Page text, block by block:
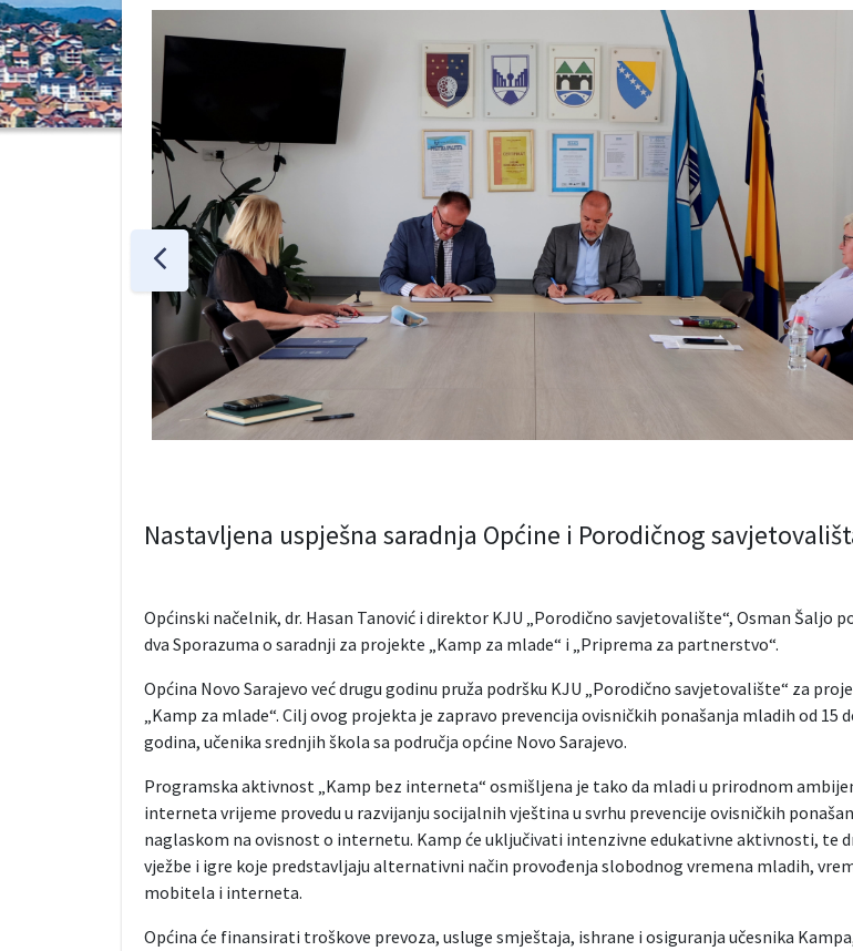
Nastavljena uspješna saradnja Općine i Porodičnog
Općinski načelnik, dr. Hasan Tanović i direktor KJU „Porodično savjetovalište“, Osman Šaljo
dva Sporazuma o saradnji za projekte „Kamp za mlade“ i „Priprema za partnerstvo“.
Općina Novo Sarajevo već drugu godinu pruža podršku KJU „Porodično savjetovalište“ za
„Kamp za mlade“. Cilj ovog projekta je zapravo prevencija ovisničkih ponašanja mladih od 15
godina, učenika srednjih škola sa područja općine Novo Sarajevo.
Programska aktivnost „Kamp bez interneta“ osmišljena je tako da mladi u prirodnom
interneta vrijeme provedu u razvijanju socijalnih vještina u svrhu prevencije ovisničkih
naglaskom na ovisnost o internetu. Kamp će uključivati intenzivne edukativne aktivnosti, te
vježbe i igre koje predstavljaju alternativni način provođenja slobodnog vremena mladih,
mobitela i interneta.
Općina će finansirati troškove prevoza, usluge smještaja, ishrane i osiguranja učesnika